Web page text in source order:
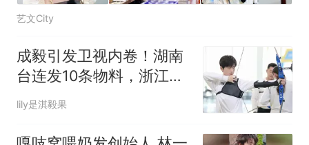
艺文City
成毅引发卫视内卷！湖南
台连发10条物料，浙江台
直接加码11条硬刚
lily是淇毅果